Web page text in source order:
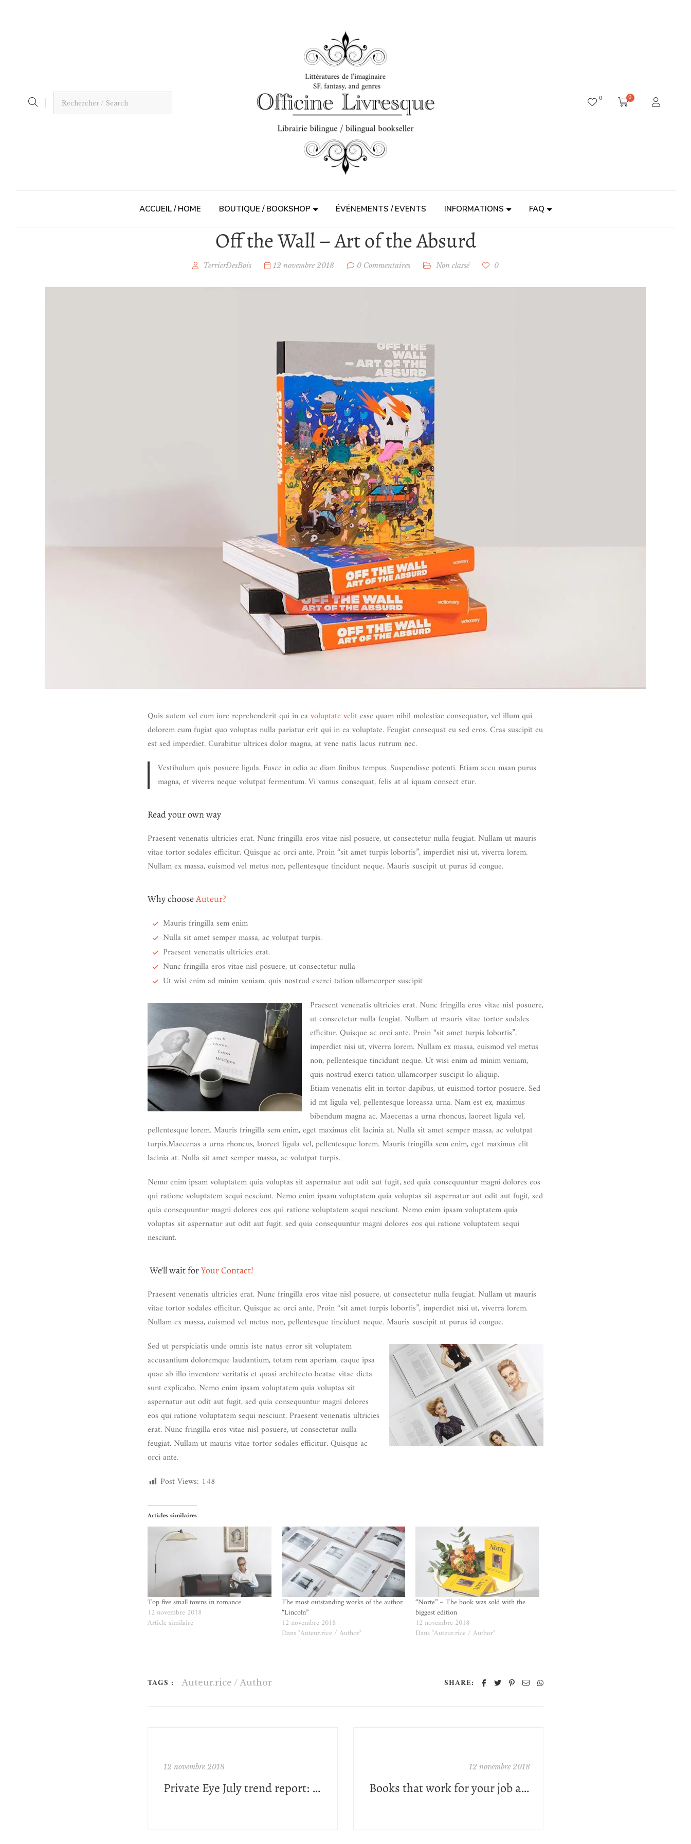
0 0
ACCUEIL / HOME BOUTIQUE / BOOKSHOP ÉVÉNEMENTS / EVENTS INFORMATIONS FAQ
Off the Wall – Art of the Absurd
TerrierDesBois 12 novembre 2018 0 Commentaires Non classé 0
Quis autem vel eum iure reprehenderit qui in eavoluptate velitesse quam nihil molestiae consequatur, vel illum qui
dolorem eum fugiat quo voluptas nulla pariatur erit qui in ea voluptate. Feugiat consequat eu sed eros. Cras suscipit eu
est sed imperdiet. Curabitur ultrices dolor magna, at vene natis lacus rutrum nec.
Vestibulum quis posuere ligula. Fusce in odio ac diam finibus tempus. Suspendisse potenti. Etiam accu msan purus
magna, et viverra neque volutpat fermentum. Vi vamus consequat, felis at al iquam consect etur.
Read your own way
Praesent venenatis ultricies erat. Nunc fringilla eros vitae nisl posuere, ut consectetur nulla feugiat. Nullam ut mauris
vitae tortor sodales efficitur. Quisque ac orci ante. Proin “sit amet turpis lobortis”, imperdiet nisi ut, viverra lorem.
Nullam ex massa, euismod vel metus non, pellentesque tincidunt neque. Mauris suscipit ut purus id congue.
Why chooseAuteur?
Mauris fringilla sem enim
Nulla sit amet semper massa, ac volutpat turpis.
Praesent venenatis ultricies erat.
Nunc fringilla eros vitae nisl posuere, ut consectetur nulla
Ut wisi enim ad minim veniam, quis nostrud exerci tation ullamcorper suscipit
Praesent venenatis ultricies erat. Nunc fringilla eros vitae nisl posuere,
ut consectetur nulla feugiat. Nullam ut mauris vitae tortor sodales
efficitur. Quisque ac orci ante. Proin “sit amet turpis lobortis”,
imperdiet nisi ut, viverra lorem. Nullam ex massa, euismod vel metus
non, pellentesque tincidunt neque. Ut wisi enim ad minim veniam,
quis nostrud exerci tation ullamcorper suscipit lo aliquip.
Etiam venenatis elit in tortor dapibus, ut euismod tortor posuere. Sed
id mt ligula vel, pellentesque loreassa urna. Nam est ex, maximus
bibendum magna ac. Maecenas a urna rhoncus, laoreet ligula vel,
pellentesque lorem. Mauris fringilla sem enim, eget maximus elit lacinia at. Nulla sit amet semper massa, ac volutpat
turpis.Maecenas a urna rhoncus, laoreet ligula vel, pellentesque lorem. Mauris fringilla sem enim, eget maximus elit
lacinia at. Nulla sit amet semper massa, ac volutpat turpis.
Nemo enim ipsam voluptatem quia voluptas sit aspernatur aut odit aut fugit, sed quia consequuntur magni dolores eos
qui ratione voluptatem sequi nesciunt. Nemo enim ipsam voluptatem quia voluptas sit aspernatur aut odit aut fugit, sed
quia consequuntur magni dolores eos qui ratione voluptatem sequi nesciunt. Nemo enim ipsam voluptatem quia
voluptas sit aspernatur aut odit aut fugit, sed quia consequuntur magni dolores eos qui ratione voluptatem sequi
nesciunt.
We’ll wait forYour Contact!
Praesent venenatis ultricies erat. Nunc fringilla eros vitae nisl posuere, ut consectetur nulla feugiat. Nullam ut mauris
vitae tortor sodales efficitur. Quisque ac orci ante. Proin “sit amet turpis lobortis”, imperdiet nisi ut, viverra lorem.
Nullam ex massa, euismod vel metus non, pellentesque tincidunt neque. Mauris suscipit ut purus id congue.
Sed ut perspiciatis unde omnis iste natus error sit voluptatem
accusantium doloremque laudantium, totam rem aperiam, eaque ipsa
quae ab illo inventore veritatis et quasi architecto beatae vitae dicta
sunt explicabo. Nemo enim ipsam voluptatem quia voluptas sit
aspernatur aut odit aut fugit, sed quia consequuntur magni dolores
eos qui ratione voluptatem sequi nesciunt. Praesent venenatis ultricies
erat. Nunc fringilla eros vitae nisl posuere, ut consectetur nulla
feugiat. Nullam ut mauris vitae tortor sodales efficitur. Quisque ac
orci ante.
Post Views: 148
Articles similaires
Top five small towns in romance
12 novembre 2018
Article similaire
The most outstanding works of the author
“Lincoln”
12 novembre 2018
Dans "Auteur.rice / Author"
“Norte” – The book was sold with the
biggest edition
12 novembre 2018
Dans "Auteur.rice / Author"
TAGS : Auteur.rice / Author SHARE:
12 novembre 2018
Private Eye July trend report: Australian thrillers
12 novembre 2018
Books that work for your job and your future